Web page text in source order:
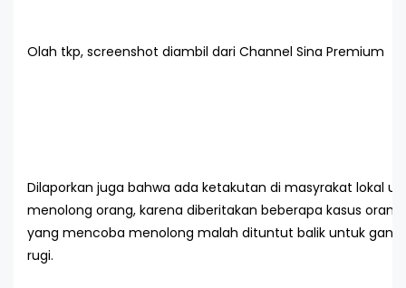
Olah tkp, screenshot diambil dari Channel Sina Premium
Dilaporkan juga bahwa ada ketakutan di masyrakat lokal
menolong orang, karena diberitakan beberapa kasus orang
yang mencoba menolong malah dituntut balik untuk ganti
rugi.